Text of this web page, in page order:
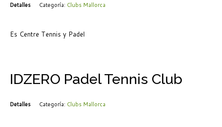
Detalles Categoría: Clubs Mallorca
Es Centre Tennis y Padel
IDZERO Padel Tennis Club
Detalles Categoría: Clubs Mallorca